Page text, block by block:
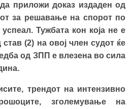
приложи доказ издаден од
за решавање на спорот по
Тужбата кон која не е
(2) на овој член судот ќе
од ЗПП е влезена во сила
трендот на интензивно
зголемување на